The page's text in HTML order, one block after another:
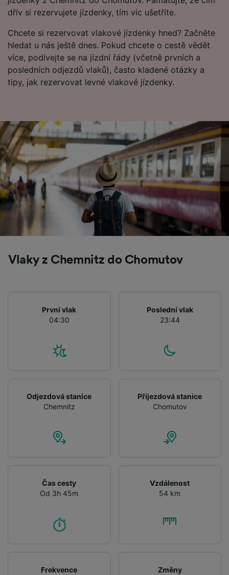
dřív si rezervujete jízdenky, tím víc ušetříte.
Chcete si rezervovat vlakové jízdenky hned? Začněte
hledat u nás ještě dnes. Pokud chcete o cestě vědět
více, podívejte se na jízdní řády (včetně prvních a
posledních odjezdů vlaků), často kladené otázky a
tipy, jak rezervovat levné vlakové jízdenky.
Vlaky z Chemnitz do Chomutov
První vlak
04:30
Poslední vlak
23:44
Odjezdová stanice
Chemnitz
Příjezdová stanice
Chomutov
Čas cesty
Od 3h 45m
Vzdálenost
54 km
Frekvence
Změny
advertising and content measurement,
audience research and services development.
List of Partners